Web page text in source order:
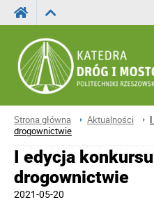
Strona główna Aktualności
drogownictwie
I edycja
drogownictwie
2021-05-20